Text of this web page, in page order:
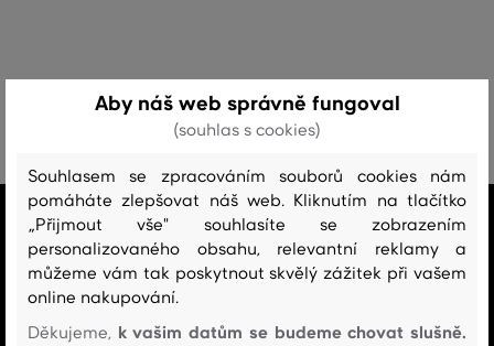
VŠE SKLADEM
Všechno zboží v e-shopu je skladem.
ZÁRUKA ORIGINALITY
Aby náš web správně fungoval
(souhlas s cookies)
Souhlasem se zpracováním souborů cookies nám
pomáháte zlepšovat náš web. Kliknutím na tlačítko
„Přijmout vše" souhlasíte se zobrazením
personalizovaného obsahu, relevantní reklamy a
můžeme vám tak poskytnout skvělý zážitek při vašem
online nakupování.
Děkujeme, k vašim datům se budeme chovat slušně.